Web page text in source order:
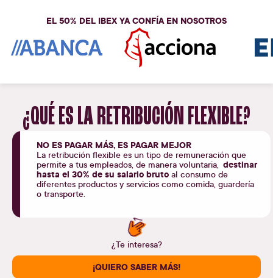
EL 50% DEL IBEX YA CONFÍA EN NOSOTROS
¿QUÉ ES LARETRIBUCIÓN FLEXIBLE?
NO ES PAGAR MÁS, ES PAGAR MEJOR
La retribución flexible es un tipo de remuneración que
permite a tus empleados, de manera voluntaria, destinar
hasta el 30% de su salario bruto al consumo de
diferentes productos y servicios como comida, guardería
o transporte.
¿Te interesa?
¡QUIERO SABER MÁS!